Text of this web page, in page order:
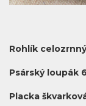
Rohlík
Psárský loupák
Placka